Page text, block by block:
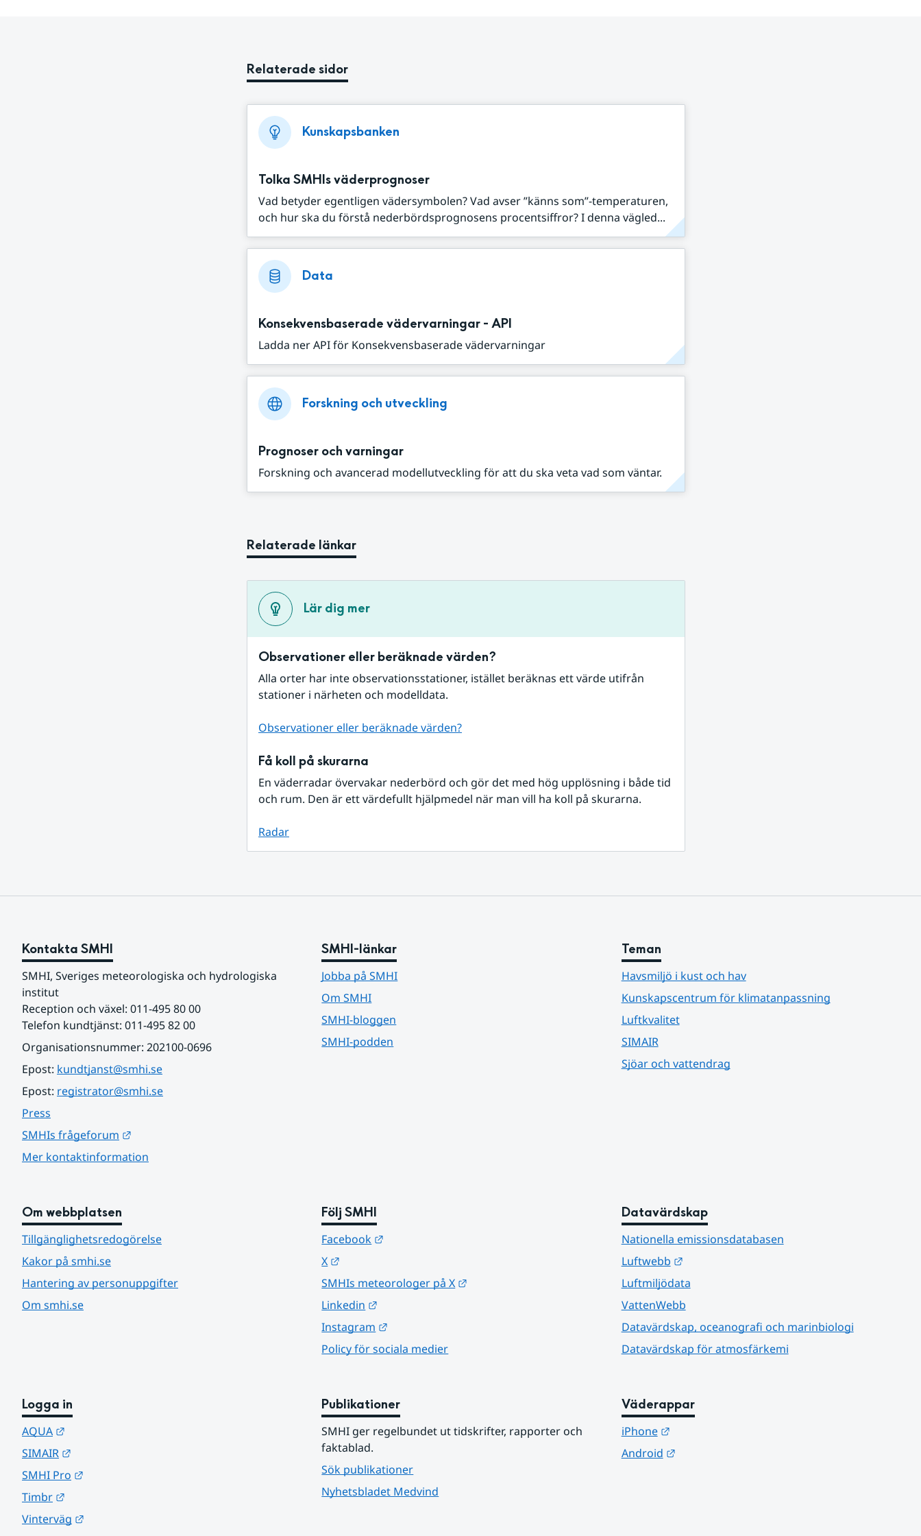
Relaterade sidor
Kunskapsbanken
Tolka SMHIs väderprognoser
Vad betyder egentligen vädersymbolen? Vad avser ”känns som”-temperaturen,
och hur ska du förstå nederbördsprognosens procentsiffror? I denna vägled...
Data
Konsekvensbaserade vädervarningar - API
Ladda ner API för Konsekvensbaserade vädervarningar
Forskning och utveckling
Prognoser och varningar
Forskning och avancerad modellutveckling för att du ska veta vad som väntar.
Relaterade länkar
Lär dig mer
Observationer eller beräknade värden?
Alla orter har inte observationsstationer, istället beräknas ett värde utifrån
stationer i närheten och modelldata.
Observationer eller beräknade värden?
Få koll på skurarna
En väderradar övervakar nederbörd och gör det med hög upplösning i både tid
och rum. Den är ett värdefullt hjälpmedel när man vill ha koll på skurarna.
Radar
Kontakta SMHI
SMHI, Sveriges meteorologiska och hydrologiska
institut
Reception och växel: 011-495 80 00
Telefon kundtjänst: 011-495 82 00
Organisationsnummer: 202100-0696
Epost: kundtjanst@smhi.se
Epost: registrator@smhi.se
Press
SMHIs frågeforum
Mer kontaktinformation
SMHI-länkar
Jobba på SMHI
Om SMHI
SMHI-bloggen
SMHI-podden
Teman
Havsmiljö i kust och hav
Kunskapscentrum för klimatanpassning
Luftkvalitet
SIMAIR
Sjöar och vattendrag
Om webbplatsen
Tillgänglighetsredogörelse
Kakor på smhi.se
Hantering av personuppgifter
Om smhi.se
Följ SMHI
Facebook
X
SMHIs meteorologer på X
Linkedin
Instagram
Policy för sociala medier
Datavärdskap
Nationella emissionsdatabasen
Luftwebb
Länk till annan webbplats.
Luftmiljödata
VattenWebb
Datavärdskap, oceanografi och marinbiologi
Datavärdskap för atmosfärkemi
Logga in
AQUA
SIMAIR
SMHI Pro
Timbr
Vinterväg
Publikationer
SMHI ger regelbundet ut tidskrifter, rapporter och
faktablad.
Sök publikationer
Nyhetsbladet Medvind
Väderappar
iPhone
Länk till annan webbplats.
Android
Länk till annan webbplats.